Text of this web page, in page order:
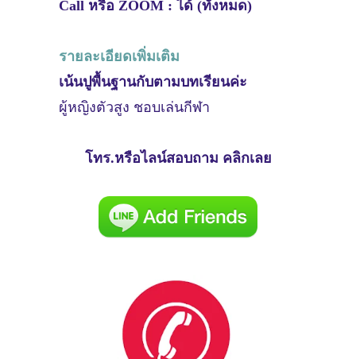
Call หรือ ZOOM : ได้ (ทั้งหมด)
รายละเอียดเพิ่มเติม
เน้นปูพื้นฐานกับตามบทเรียนค่ะ
ผู้หญิงตัวสูง ชอบเล่นกีฬา
โทร.หรือไลน์สอบถาม คลิกเลย